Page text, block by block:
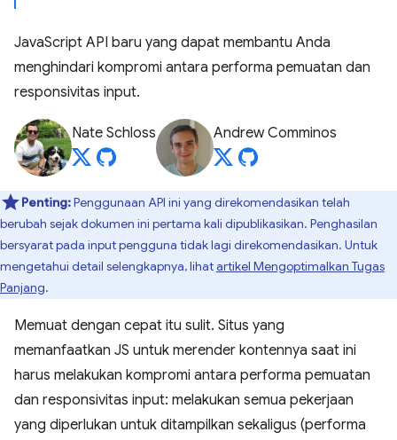
JavaScript API baru yang dapat membantu Anda
menghindari kompromi antara performa pemuatan dan
responsivitas input.
Nate Schloss Andrew Comminos
Penting:Penggunaan API ini yang direkomendasikan telah
berubah sejak dokumen ini pertama kali dipublikasikan. Penghasilan
bersyarat pada input pengguna tidak lagi direkomendasikan. Untuk
mengetahui detail selengkapnya, lihatartikel Mengoptimalkan Tugas
Panjang.
Memuat dengan cepat itu sulit. Situs yang
memanfaatkan JS untuk merender kontennya saat ini
harus melakukan kompromi antara performa pemuatan
dan responsivitas input: melakukan semua pekerjaan
yang diperlukan untuk ditampilkan sekaligus (performa